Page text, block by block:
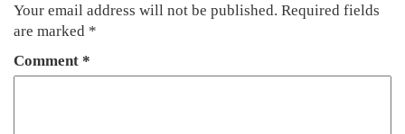
Your email address will not be published. Required fields
are marked *
Comment *